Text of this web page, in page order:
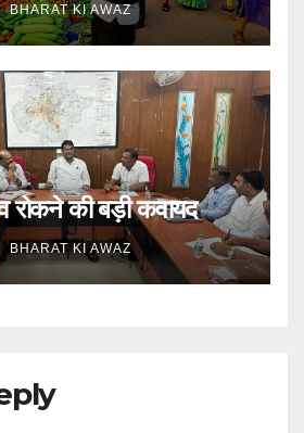
BHARAT KI AWAZ
रोकने की बड़ी कवायद
BHARAT KI AWAZ